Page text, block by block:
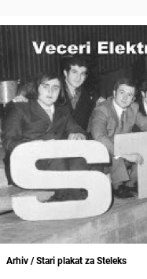
Arhiv / Stari plakat za Steleks